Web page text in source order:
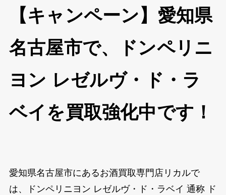
【キャンペーン】愛知県
名古屋市で、ドンペリニ
ヨン レゼルヴ・ド・ラ
ベイを買取強化中です！
愛知県名古屋市にあるお酒買取専門店リカルで
は、ドンペリニヨン レゼルヴ・ド・ラベイ 通称 ド